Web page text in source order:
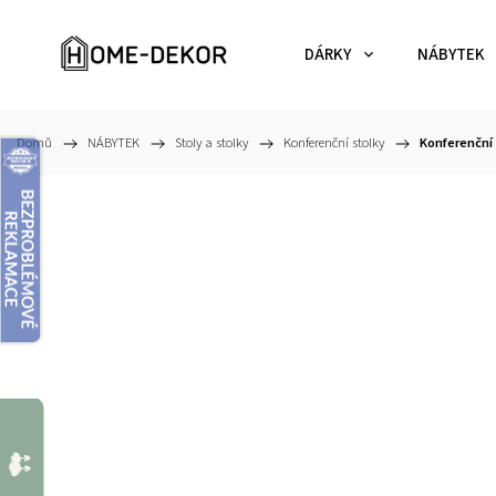
DÁRKY NÁBYTEK
Domů / NÁBYTEK / Stoly a stolky / Konferenční stolky / Konferenční